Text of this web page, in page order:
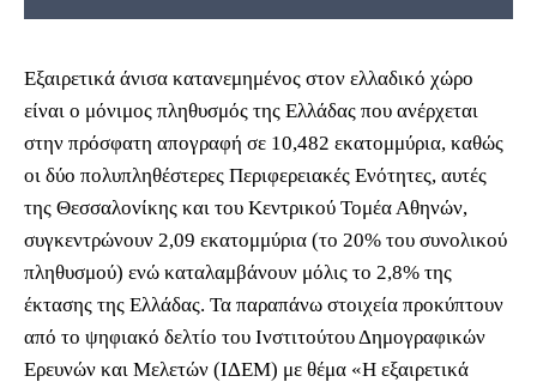
Εξαιρετικά άνισα κατανεμημένος στον ελλαδικό χώρο
είναι ο μόνιμος πληθυσμός της Ελλάδας που ανέρχεται
στην πρόσφατη απογραφή σε 10,482 εκατομμύρια, καθώς
οι δύο πολυπληθέστερες Περιφερειακές Ενότητες, αυτές
της Θεσσαλονίκης και του Κεντρικού Τομέα Αθηνών,
συγκεντρώνουν 2,09 εκατομμύρια (το 20% του συνολικού
πληθυσμού) ενώ καταλαμβάνουν μόλις το 2,8% της
έκτασης της Ελλάδας. Τα παραπάνω στοιχεία προκύπτουν
από το ψηφιακό δελτίο του Ινστιτούτου Δημογραφικών
Ερευνών και Μελετών (ΙΔΕΜ) με θέμα «Η εξαιρετικά